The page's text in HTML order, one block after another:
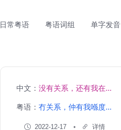
日常粤语 粤语词组 单字发音
中文： 没有关系，还有我在...
粤语： 冇关系，仲有我喺度...
2022-12-17 详情